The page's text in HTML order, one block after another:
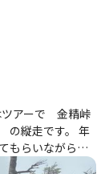
れず食べて、
してお家へ帰っ
の藁狩りに行
ツアーで 金精峠
走です。 年
もらいながらな